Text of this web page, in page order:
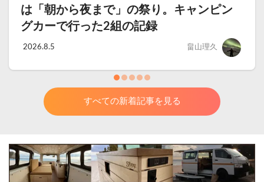
は「朝から夜まで」の祭り。キャンピン
グカーで行った2組の記録
2026.8.5 畠山理久
すべての新着記事を見る